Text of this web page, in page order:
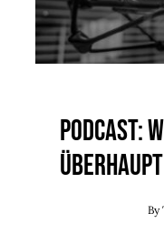
Podcast:
By